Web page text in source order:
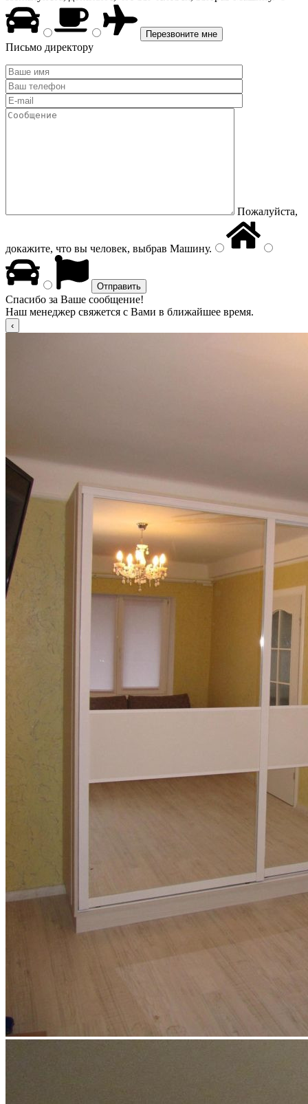
Письмо директору
Пожалуйста,
докажите, что вы человек, выбрав Машину.
Спасибо за Ваше сообщение!
Наш менеджер свяжется с Вами в ближайшее время.